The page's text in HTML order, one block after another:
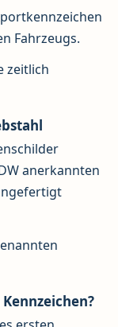
Fahrzeugs.
zeitlich
anerkannten